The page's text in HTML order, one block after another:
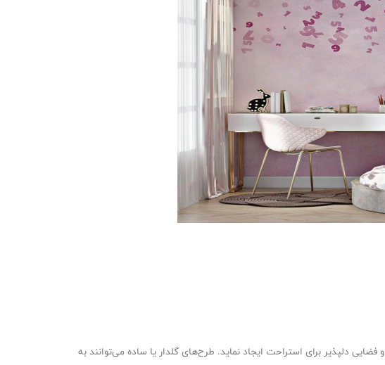
دلپذیر برای استراحت ایجاد نماید. طرح‌های گلدار یا ساده می‌توانند به